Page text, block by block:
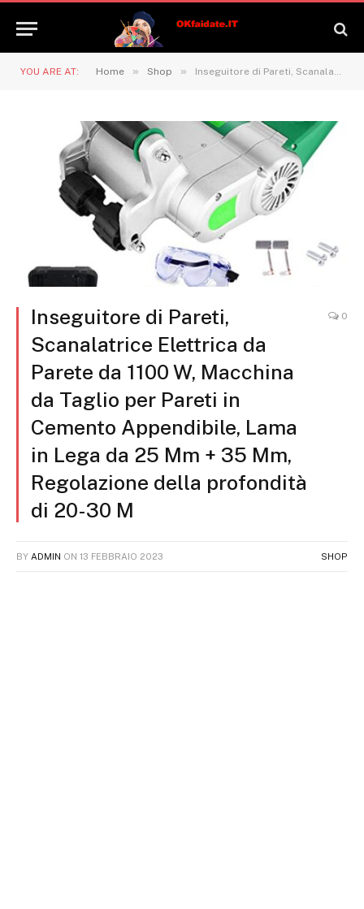
YOU ARE AT: Home » Shop » Inseguitore di Pareti, Scanalatrice Elettrica da Parete da 1100 W, Macchina da Taglio per Pareti in Cemento Appendibile, Lama in Lega da 25 Mm + 35 Mm, Regolazione della profondità di 20-30 M
Inseguitore di Pareti,
Scanalatrice Elettrica da
Parete da 1100 W, Macchina
da Taglio per Pareti in
Cemento Appendibile, Lama
in Lega da 25 Mm + 35 Mm,
Regolazione della profondità
di 20-30 M
0
BY ADMIN ON 13 FEBBRAIO 2023 SHOP